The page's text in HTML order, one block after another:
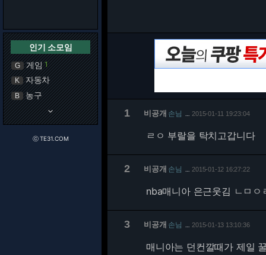
인기 소모임
G 게임 1
K 자동차
B 농구
keyboard_arrow_down
ⓒ TE31.COM
1 비공개 손님 2015-01-11 19:23:04
ㄹㅇ 부랄을 탁치고갑니다
2 비공개 손님 2015-01-12 16:27:22
nba매니아 은근웃김 ㄴㅁㅇ
3 비공개 손님 2015-01-13 13:10:36
매니아는 던컨깔때가 제일